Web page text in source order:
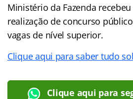
Ministério da Fazenda
realização de concurso
vagas de nível superior.
Clique aqui para saber tudo
Clique aqui para